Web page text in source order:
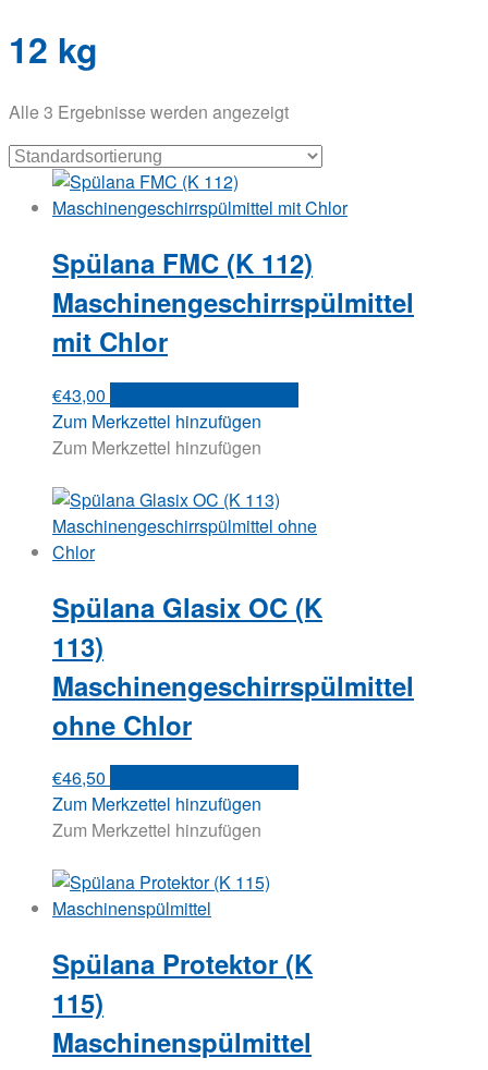
12 kg
Alle 3 Ergebnisse werden angezeigt
Spülana FMC (K 112)
Maschinengeschirrspülmittel
mit Chlor
€43,00
Zum Merkzettel hinzufügen
Zum Merkzettel hinzufügen
Spülana Glasix OC (K
113)
Maschinengeschirrspülmittel
ohne Chlor
€46,50
Zum Merkzettel hinzufügen
Zum Merkzettel hinzufügen
Spülana Protektor (K
115)
Maschinenspülmittel